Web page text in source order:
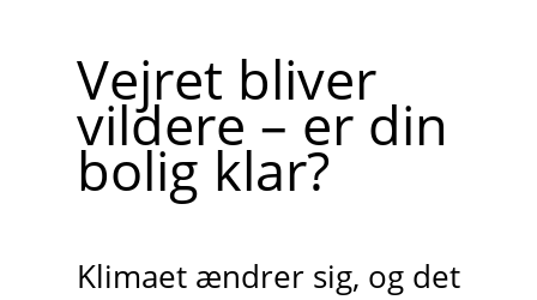
Vejret bliver
vildere – er din
bolig klar?
Klimaet ændrer sig, og det